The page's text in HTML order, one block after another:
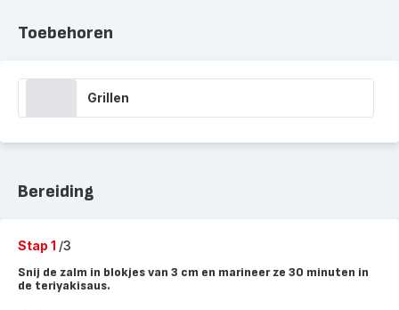
Toebehoren
Grillen
Bereiding
Stap 1 /3
Snij de zalm in blokjes van 3 cm en marineer ze 30 minuten in
de teriyakisaus.